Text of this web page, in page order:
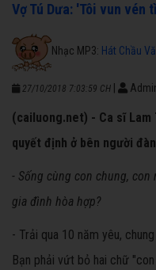
Vợ Tú Dưa: 'Tôi vun vén
Nhạc MP3: Hát Chầu
27/10/2018 7:03:59 CH
(cailuong.net) - Ca sĩ Lam
quyết định ở bên người
- Sống cùng con chung,
gia đình hòa hợp?
- Trải qua 10 năm yêu,
Bạn phải vứt bỏ hai chữ